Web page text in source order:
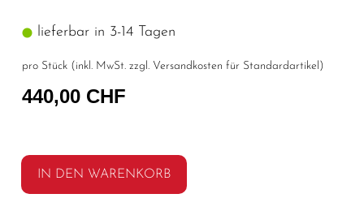
lieferbar in 3-14 Tagen
pro Stück (inkl. MwSt. zzgl. Versandkosten für Standardartikel )
440,00 CHF
IN DEN WARENKORB